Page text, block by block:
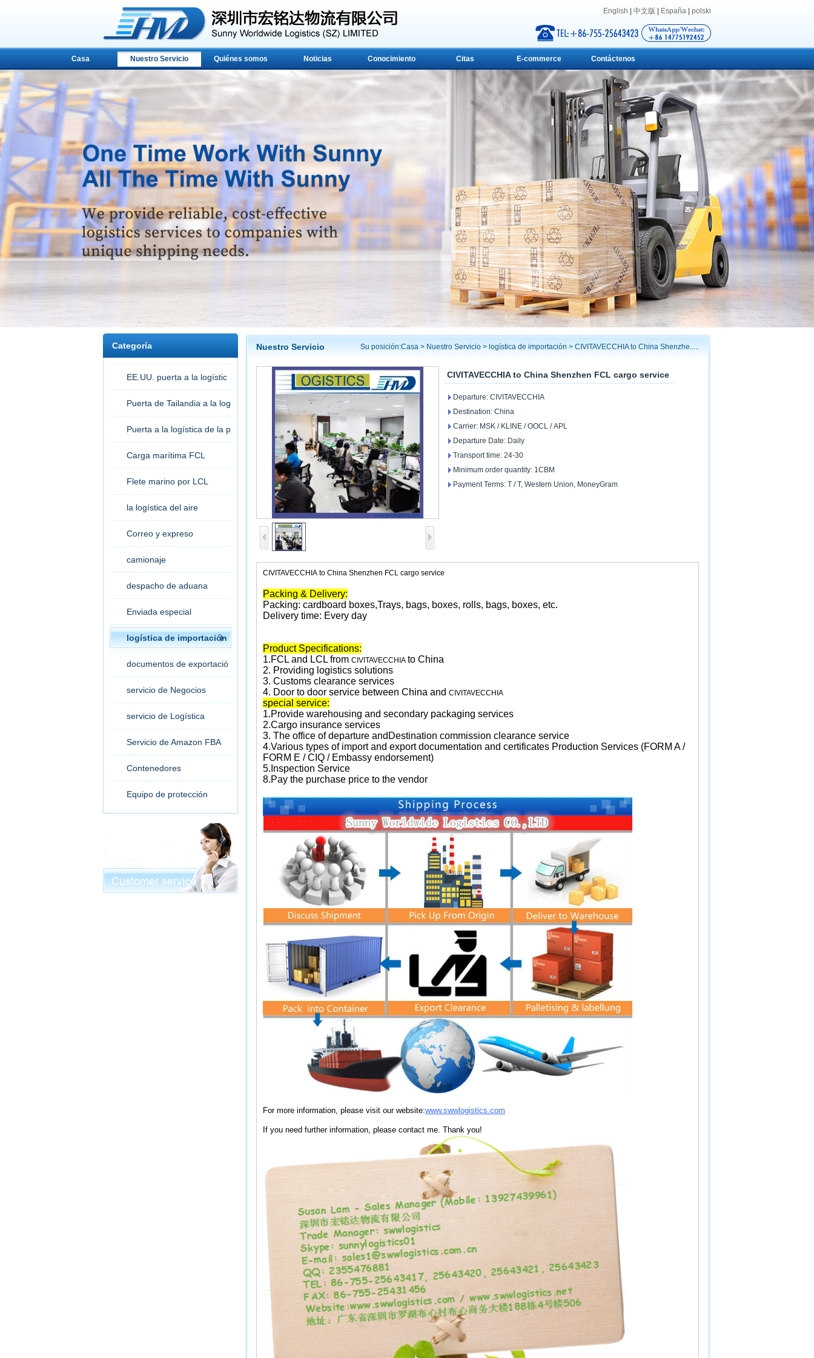
English 中文版 España polski
Casa Nuestro Servicio Quiénes somos Noticias Conocimiento Citas E-commerce Contáctenos
Categoría
EE.UU. puerta a la logístic
a de la puerta
Puerta de Tailandia a la log
ística de la puerta
Puerta a la logística de la p
uertaCarga marítima FCL
Flete marino por LCL
la logística del aire
Correo y expreso
camionaje
despacho de aduana
Enviada especial
logística de importación
documentos de exportació
servicio de Negocios
servicio de Logística
Servicio de Amazon FBA
Contenedores
Equipo de protección
Nuestro Servicio Su posición:Casa > Nuestro Servicio > logística de importación > CIVITAVECCHIA to China Shenzhe.....
CIVITAVECCHIA to China Shenzhen FCL cargo service
Departure: CIVITAVECCHIA
Destination: China
Carrier: MSK / KLINE / OOCL / APL
Departure Date: Daily
Transport time: 24-30
Minimum order quantity: 1CBM
Payment Terms: T / T, Western Union, MoneyGram
CIVITAVECCHIA to China Shenzhen FCL cargo service
Packing & Delivery:
Packing: cardboard boxes,Trays, bags, boxes, rolls, bags, boxes, etc.
Delivery time: Every day
Product Specifications:
1.FCL and LCL from CIVITAVECCHIA to China
2. Providing logistics solutions
3. Customs clearance services
4. Door to door service between China and CIVITAVECCHIA
special service:
1.Provide warehousing and secondary packaging services
2.Cargo insurance services
3. The office of departure and Destination commission clearance service
4.Various types of import and export documentation and certificates Production Services (FORM A /
FORM E / CIQ / Embassy endorsement)
5. Inspection Service
8.Pay the purchase price to the vendor
For more information, please visit our website:www.swwlogistics.com
If you need further information, please contact me. Thank you!